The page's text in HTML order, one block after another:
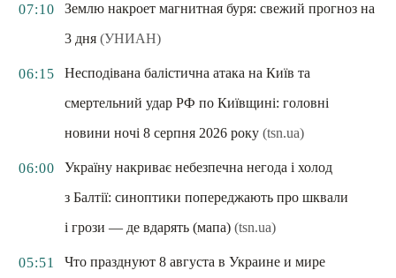
07:10
Землю накроет магнитная буря: свежий прогноз на
3 дня (УНИАН)
06:15
Несподівана балістична атака на Київ та
смертельний удар РФ по Київщині: головні
новини ночі 8 серпня 2026 року (tsn.ua)
06:00
Україну накриває небезпечна негода і холод
з Балтії: синоптики попереджають про шквали
і грози — де вдарять (мапа) (tsn.ua)
05:51
Что празднуют 8 августа в Украине и мире